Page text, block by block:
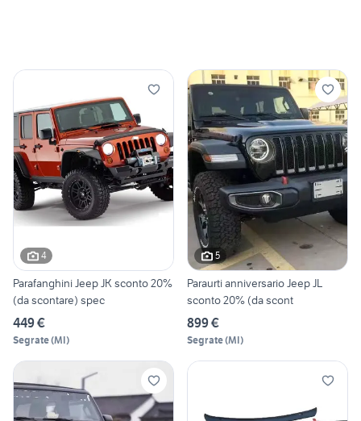
4
Parafanghini Jeep JK sconto 20%
(da scontare) spec
449 €
Segrate(MI)
5
Paraurti anniversario Jeep JL
sconto 20% (da scont
899 €
Segrate(MI)